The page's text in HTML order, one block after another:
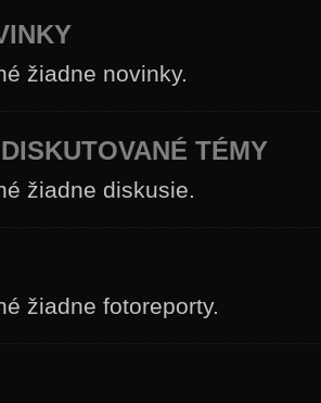
žiadne novinky.
TÉMY
žiadne diskusie.
žiadne fotoreporty.